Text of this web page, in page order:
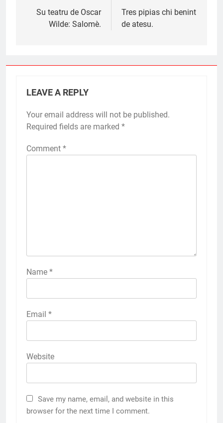
navigation
Su teatru de Oscar
Wilde: Salomè.
Tres pipias chi benint
de atesu.
LEAVE A REPLY
Your email address will not be published.
Required fields are marked *
Comment *
Name *
Email *
Website
Save my name, email, and website in this
browser for the next time I comment.